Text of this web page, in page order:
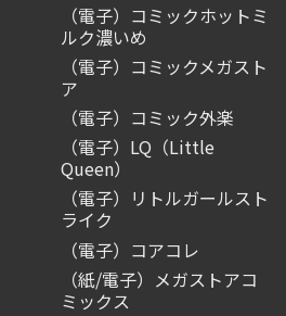
（電子）コミックホットミ
ルク濃いめ
（電子）コミックメガスト
ア
（電子）コミック外楽
（電子）LQ（Little
Queen）
（電子）リトルガールスト
ライク
（電子）コアコレ
（紙/電子）メガストアコ
ミックス